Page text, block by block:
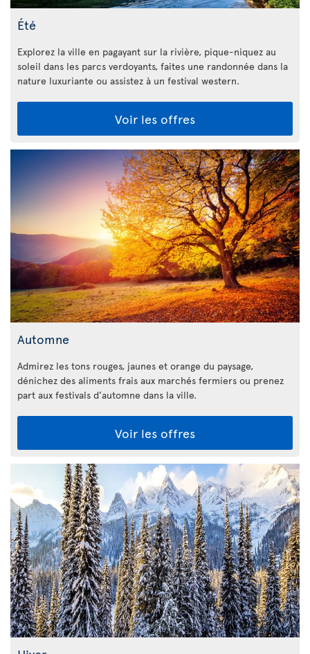
Été
Explorez la ville en pagayant sur la rivière, pique-niquez au
soleil dans les parcs verdoyants, faites une randonnée dans la
nature luxuriante ou assistez à un festival western.
Voir les offres
Automne
Admirez les tons rouges, jaunes et orange du paysage,
dénichez des aliments frais aux marchés fermiers ou prenez
part aux festivals d’automne dans la ville.
Voir les offres